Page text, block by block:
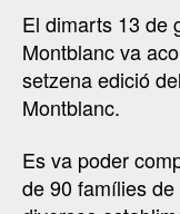
El dimarts 13 de
Montblanc va
setzena edició
Montblanc.
Es va poder
de 90 famílies